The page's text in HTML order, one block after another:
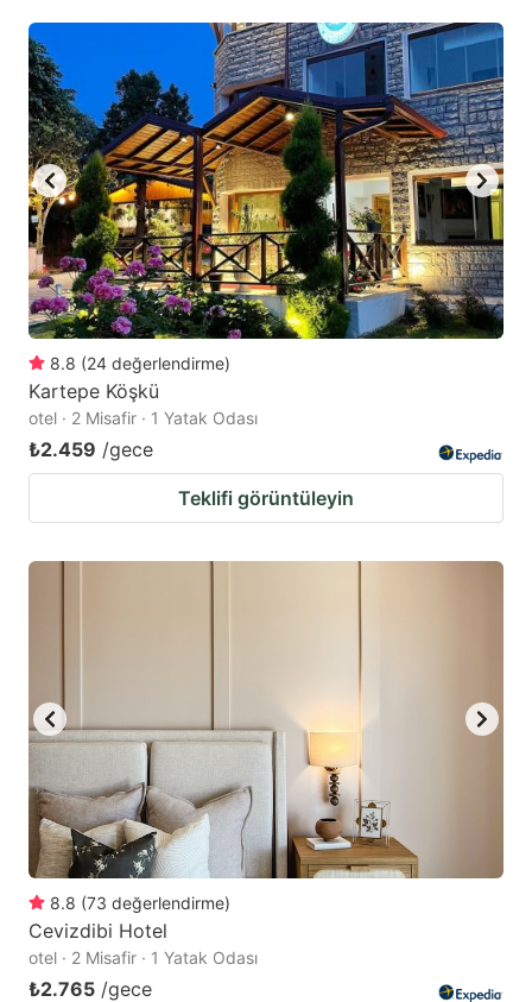
8.8 (24 değerlendirme)
Kartepe Köşkü
otel · 2 Misafir · 1 Yatak Odası
₺2.459 /gece
Teklifi görüntüleyin
8.8 (73 değerlendirme)
Cevizdibi Hotel
otel · 2 Misafir · 1 Yatak Odası
₺2.765 /gece